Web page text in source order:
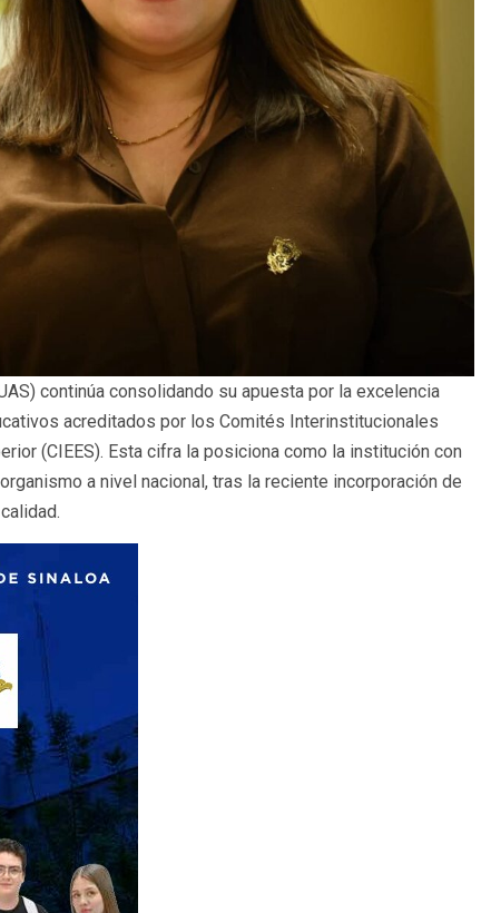
continúa consolidando su apuesta por la excelencia
acreditados por los Comités Interinstitucionales
(CIEES). Esta cifra la posiciona como la institución con
a nivel nacional, tras la reciente incorporación de